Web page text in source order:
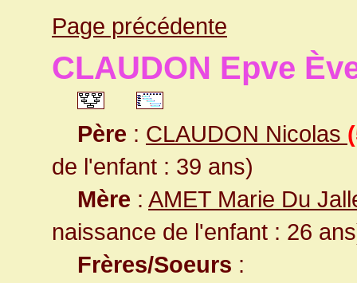
Page précédente
CLAUDON Epve
Père : CLAUDON Nicolas
de l'enfant : 39 ans)
Mère : AMET Marie Du
naissance de l'enfant : 26
Frères/Soeurs :